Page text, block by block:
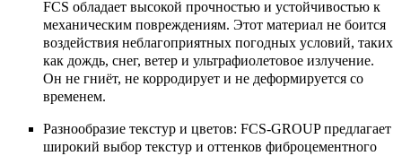
FCS обладает высокой прочностью и устойчивостью к
механическим повреждениям. Этот материал не боится
воздействия неблагоприятных погодных условий, таких
как дождь, снег, ветер и ультрафиолетовое излучение.
Он не гниёт, не корродирует и не деформируется со
временем.
Разнообразие текстур и цветов: FCS-GROUP предлагает
широкий выбор текстур и оттенков фиброцементного